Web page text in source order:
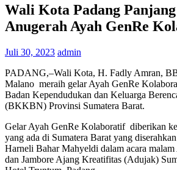
Wali Kota Padang
Anugerah Ayah GenRe
Juli 30, 2023 admin
PADANG,–Wali Kota, H. Fadly Amran,
Malano meraih gelar Ayah GenRe
Badan Kependudukan dan Keluarga
(BKKBN) Provinsi Sumatera Barat.
Gelar Ayah GenRe Kolaboratif diberikan
yang ada di Sumatera Barat yang
Harneli Bahar Mahyeldi dalam acara
dan Jambore Ajang Kreatifitas (Adujak)